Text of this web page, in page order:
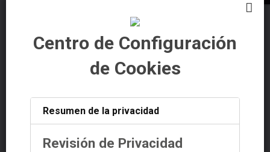
Navegador de artículos
+34 881 978 488
+34 639 353 661
Centro de Configuración
de Cookies
Resumen de la privacidad
Revisión de Privacidad